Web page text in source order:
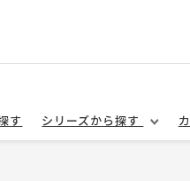
す シリーズから探す